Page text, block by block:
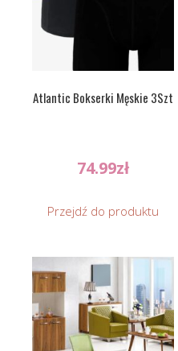
Atlantic Bokserki Męskie 3Szt
74.99zł
Przejdź do produktu